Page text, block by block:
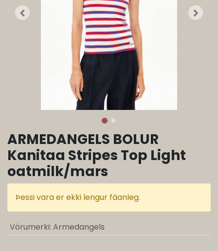
ARMEDANGELS BOLUR
Kanitaa Stripes Top Light
oatmilk/mars
Þessi vara er ekki lengur fáanleg.
Vörumerki: Armedangels